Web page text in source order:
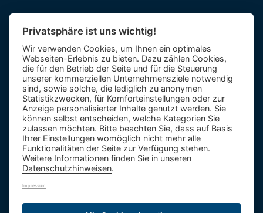
Gutscheine
Kontakt-Formular
Anfahrt
Mietbus
Reisebewertung
Reiseinformationen A – Z
Privatsphäre ist uns wichtig!
Wir verwenden Cookies, um Ihnen ein optimales
Webseiten-Erlebnis zu bieten. Dazu zählen Cookies,
die für den Betrieb der Seite und für die Steuerung
unserer kommerziellen Unternehmensziele notwendig
sind, sowie solche, die lediglich zu anonymen
Statistikzwecken, für Komforteinstellungen oder zur
Anzeige personalisierter Inhalte genutzt werden. Sie
können selbst entscheiden, welche Kategorien Sie
zulassen möchten. Bitte beachten Sie, dass auf Basis
Ihrer Einstellungen womöglich nicht mehr alle
Funktionalitäten der Seite zur Verfügung stehen.
Weitere Informationen finden Sie in unseren
Datenschutzhinweisen.
Impressum